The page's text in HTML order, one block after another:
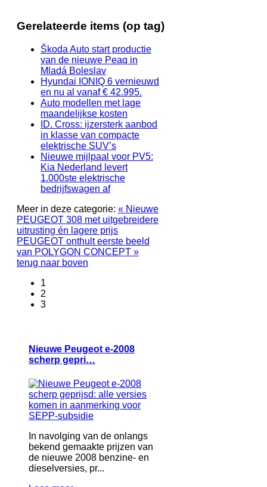
Gerelateerde items (op tag)
Škoda Auto start productie
van de nieuwe Peaq in
Mladá Boleslav
Hyundai IONIQ 6 vernieuwd
en nu al vanaf € 42.995.
Auto modellen met lage
maandelijkse kosten
ID. Cross: ijzersterk aanbod
in klasse van compacte
elektrische SUV’s
Nieuwe mijlpaal voor PV5:
Kia Nederland levert
1.000ste elektrische
bedrijfswagen af
Meer in deze categorie: « Nieuwe
PEUGEOT 308 met uitgebreidere
uitrusting én lagere prijs
PEUGEOT onthult eerste beeld
van POLYGON CONCEPT »
terug naar boven
1
2
3
Nieuwe Peugeot e-2008
scherp gepri…
In navolging van de onlangs
bekend gemaakte prijzen van
de nieuwe 2008 benzine- en
dieselversies, pr...